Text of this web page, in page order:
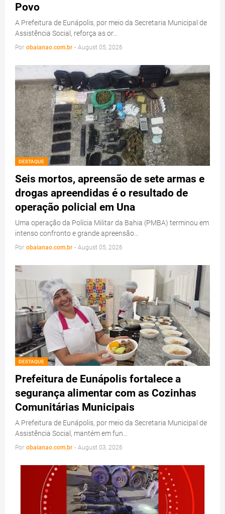
Povo
A Prefeitura de Eunápolis, por meio da Secretaria Municipal de
Assistência Social, reforça as or…
Por obaianao.com.br - August 05, 2026
DESTAQUE
Seis mortos, apreensão de sete armas e
drogas apreendidas é o resultado de
operação policial em Una
Uma operação da Polícia Militar da Bahia (PMBA) terminou em
intenso confronto e grande apreensão…
Por obaianao.com.br - August 05, 2026
DESTAQUE
Prefeitura de Eunápolis fortalece a
segurança alimentar com as Cozinhas
Comunitárias Municipais
A Prefeitura de Eunápolis, por meio da Secretaria Municipal de
Assistência Social, mantém em fun…
Por obaianao.com.br - August 03, 2026